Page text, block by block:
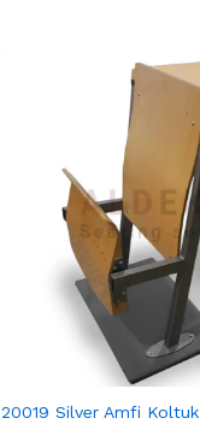
20019 Silver Amfi Koltuk